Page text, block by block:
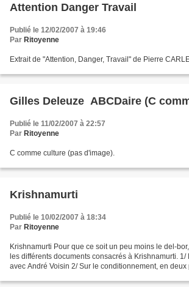
Attention Danger Travail
Publié le 12/02/2007 à 19:46
Par Ritoyenne
Extrait de "Attention, Danger, Travail" de Pierre
Gilles Deleuze  ABCDaire (C
Publié le 11/02/2007 à 22:57
Par Ritoyenne
C comme culture (pas d'image).
Krishnamurti
Publié le 10/02/2007 à 18:34
Par Ritoyenne
Krishnamurti Pour que ce soit un peu moins le del-
les différents documents consacrés à Krishnamurti. 1/
avec André Voisin 2/ Sur le conditionnement, en deux